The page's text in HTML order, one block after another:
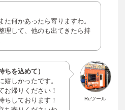
た何かあったら寄りますわ。
理して、他のも出てきたら持
Reツール
ちを込めて）
嬉しかったです。
お帰りください！
ちしております！